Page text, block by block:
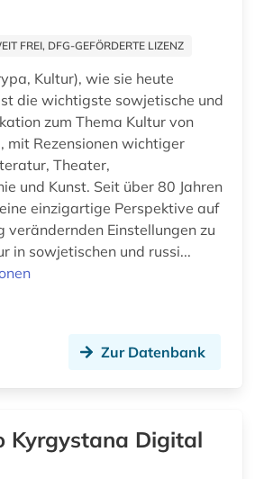
FREI, DFG-GEFÖRDERTE LIZENZ
Kultur), wie sie heute
die wichtigste sowjetische und
zum Thema Kultur von
mit Rezensionen wichtiger
Theater,
und Kunst. Seit über 80 Jahren
einzigartige Perspektive auf
verändernden Einstellungen zu
in sowjetischen und russi...
Zur Datenbank
Kyrgystana Digital